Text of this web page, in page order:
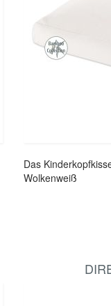
Das
Wolkenweiß